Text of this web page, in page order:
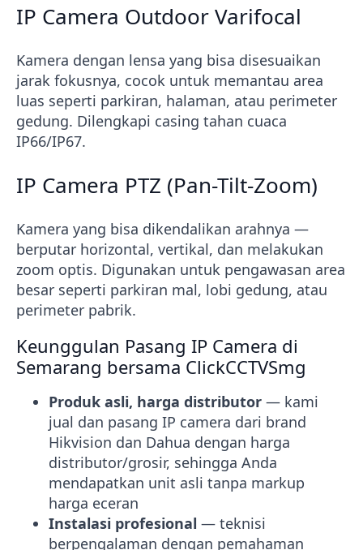
IP Camera Outdoor Varifocal
Kamera dengan lensa yang bisa disesuaikan
jarak fokusnya, cocok untuk memantau area
luas seperti parkiran, halaman, atau perimeter
gedung. Dilengkapi casing tahan cuaca
IP66/IP67.
IP Camera PTZ (Pan-Tilt-Zoom)
Kamera yang bisa dikendalikan arahnya —
berputar horizontal, vertikal, dan melakukan
zoom optis. Digunakan untuk pengawasan area
besar seperti parkiran mal, lobi gedung, atau
perimeter pabrik.
Keunggulan Pasang IP Camera di
Semarang bersama ClickCCTVSmg
Produk asli, harga distributor — kami
jual dan pasang IP camera dari brand
Hikvision dan Dahua dengan harga
distributor/grosir, sehingga Anda
mendapatkan unit asli tanpa markup
harga eceran
Instalasi profesional — teknisi
berpengalaman dengan pemahaman